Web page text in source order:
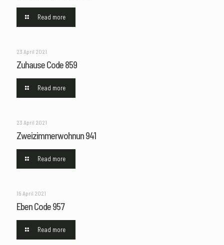
Read more
23 April 2021
Zuhause Code 859
Read more
23 April 2021
Zweizimmerwohnun 941
Read more
19 April 2021
Eben Code 957
Read more